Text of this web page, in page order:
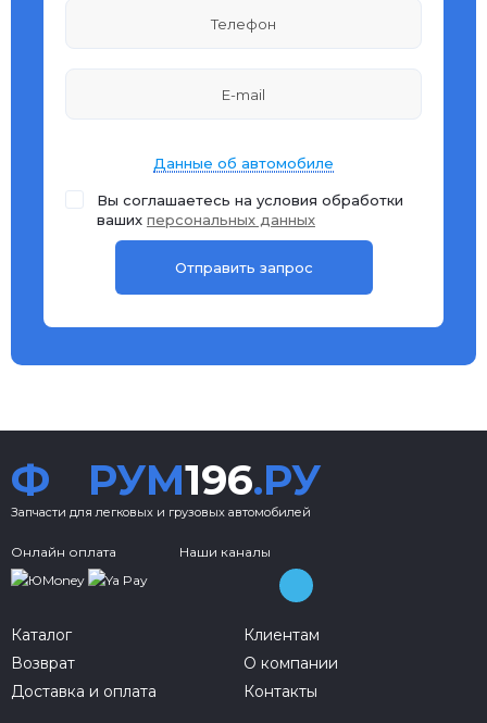
Данные об автомобиле
Вы соглашаетесь на условия обработки
ваших персональных данных
Ф РУМ196.РУ
Запчасти для легковых и грузовых автомобилей
Онлайн оплата Наши каналы
Каталог
Возврат
Доставка и оплата
Клиентам
О компании
Контакты